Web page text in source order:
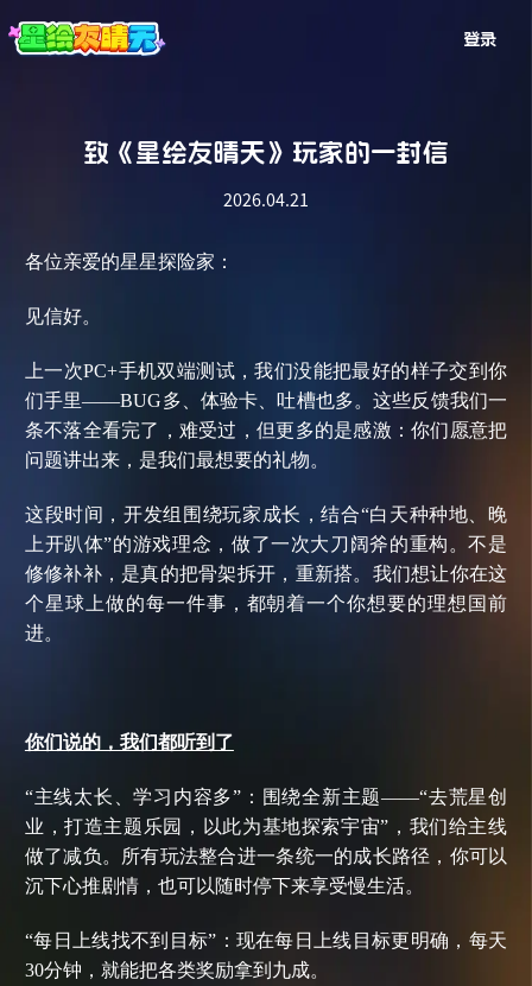
登录
致《星绘友晴天》玩家的一封信
2026.04.21
各位亲爱的星星探险家：
见信好。
上一次PC+手机双端测试，我们没能把最好的样子交到你
们手里——BUG多、体验卡、吐槽也多。这些反馈我们一
条不落全看完了，难受过，但更多的是感激：你们愿意把
问题讲出来，是我们最想要的礼物。
这段时间，开发组围绕玩家成长，结合“白天种种地、晚
上开趴体”的游戏理念，做了一次大刀阔斧的重构。不是
修修补补，是真的把骨架拆开，重新搭。我们想让你在这
个星球上做的每一件事，都朝着一个你想要的理想国前
进。
你们说的，我们都听到了
“主线太长、学习内容多”：围绕全新主题——“去荒星创
业，打造主题乐园，以此为基地探索宇宙”，我们给主线
做了减负。所有玩法整合进一条统一的成长路径，你可以
沉下心推剧情，也可以随时停下来享受慢生活。
“每日上线找不到目标”：现在每日上线目标更明确，每天
30分钟，就能把各类奖励拿到九成。